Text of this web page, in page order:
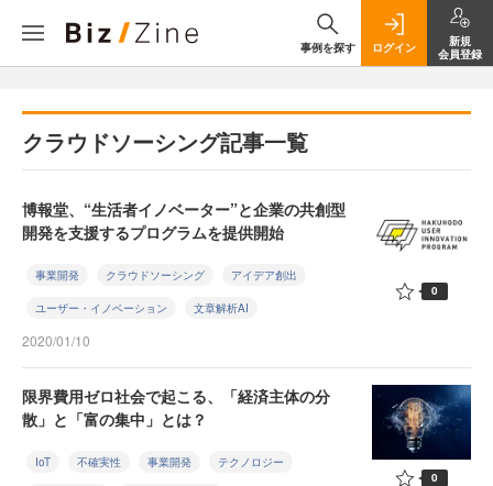
事例を探す ログイン
新規
会員登録
クラウドソーシング記事一覧
博報堂、“生活者イノベーター”と企業の共創型
開発を支援するプログラムを提供開始
事業開発 クラウドソーシング アイデア創出
ユーザー・イノベーション 文章解析AI
2020/01/10
0
限界費用ゼロ社会で起こる、「経済主体の分
散」と「富の集中」とは？
IoT 不確実性 事業開発 テクノロジー
0